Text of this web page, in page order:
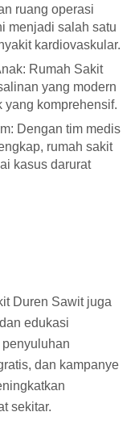
ruang operasi
menjadi salah satu
kardiovaskular.
Rumah Sakit
yang modern
yang komprehensif.
Dengan tim medis
rumah sakit
kasus darurat
Duren Sawit juga
edukasi
dan kampanye
sekitar.